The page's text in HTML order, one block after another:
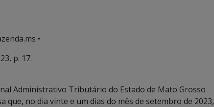
•
p. 17.
Administrativo Tributário do Estado de Mato Grosso
que, no dia vinte e um dias do mês de setembro de 2023,